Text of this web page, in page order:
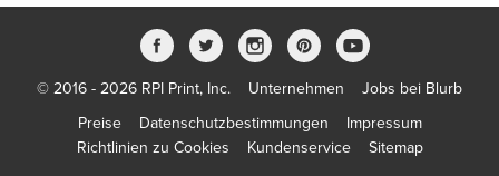
© 2016 - 2026 RPI Print, Inc. Unternehmen
Jobs bei Blurb
Preise
Datenschutzbestimmungen
Impressum
Richtlinien zu Cookies
Kundenservice Sitemap